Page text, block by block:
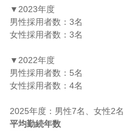
▼2023年度
男性採用者数：3名
女性採用者数：3名
▼2022年度
男性採用者数：5名
女性採用者数：4名
平均勤続年数